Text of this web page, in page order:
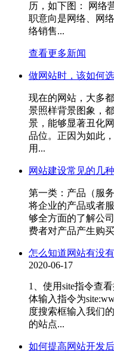
历，如下图： 网络
职意向是网络、网
络销售...
查看更多新闻
做网站时，该如何
现在的网站，大多
景照样背景图象，
景，能够显著丑化
品位。正因为如此
用...
网站建设常见的几
第一类：产品（服
将企业的产品或者
够全方面的了解公
费者对产品产生购
怎么知道网站有没
2020-06-17
1、使用site指令查
体输入指令为
度搜索框输入我们
的站点...
如何提高网站开发